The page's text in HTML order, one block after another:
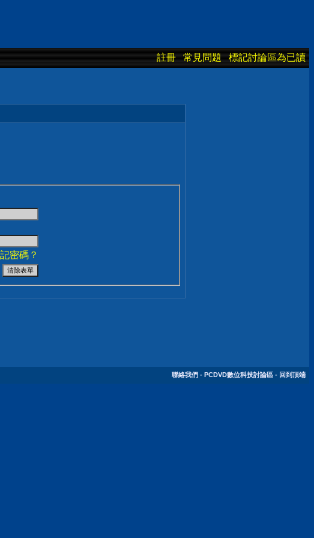
註冊 常見問題 標記討論區為已讀
密碼？
聯絡我們 - PCDVD數位科技討論區 - 回到頂端